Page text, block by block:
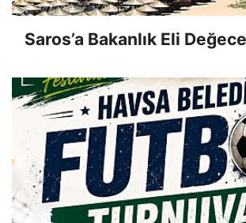
Saros’a Bakanlık Eli